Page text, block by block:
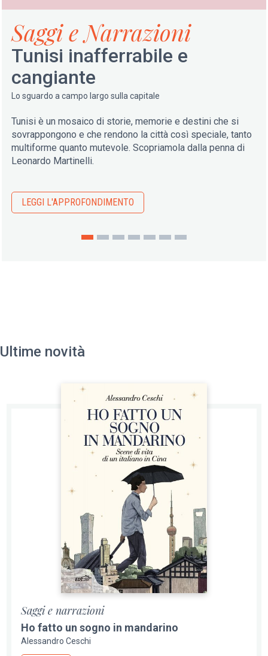
In evidenza
EDT: curiosi da
cinquant'anni
Festeggiamo mezzo secolo di pagine curiose
Tre passioni che non invecchiano: scoprire, ascoltare,
raccontare. Sono quelle che ci hanno guidato per 50 anni e
che ancora accendono la nostra curiosit
LEGGI L'APPROFONDIMENTO
Ultime novità
Saggi e narrazioni
Ho fatto un sogno in mandarino
Alessandro Ceschi